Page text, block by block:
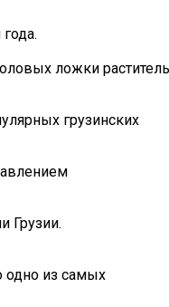
ложки
грузинских
Грузии.
одно из самых